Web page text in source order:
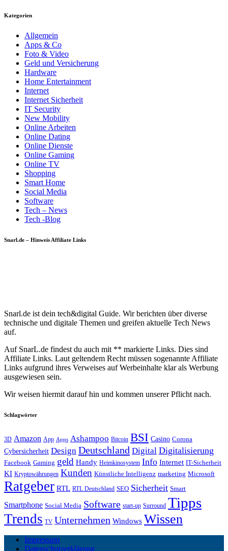
Kategorien
Allgemein
Apps & Co
Foto & Video
Geld und Versicherung
Hardware
Home Entertainment
Internet
Internet Sicherheit
IT Security
New Mobility
Online Arbeiten
Online Dating
Online Dienste
Online Gaming
Online TV
Shopping
Smart Home
Social Media
Software
Tech – News
Tech -Blog
Snarl.de – Hinweis Affiliate Links
Snarl.de ist dein tech&digital Guide. Wir berichten über diverse
technische und digitale Themen und greifen aktuelle Tech News
auf.
Auf SnarL.de findest du auch mit ** markierte Links. Dies sind
Affiliate Links. Laut geltendem Recht müssen sogenannte Affiliate
Links aufgrund ihres Verweises auf Werbeinhalte klar als Werbung
ausgewiesen sein.
Wir weisen hiermit darauf hin und kommen unserer Pflicht nach.
Schlagwörter
3D Amazon App Apps Ashampoo Bitcoin BSI Casino Corona
Cybersicherheit Design Deutschland Digital Digitalisierung
Facebook Gaming geld Handy Heimkinosystem Info Internet IT-Sicherheit
KI Kryptowährungen Kunden Künstliche Intelligenz marketing Microsoft
Ratgeber RTL RTL Deutschland SEO Sicherheit Smart
Smartphone Social Media Software start-up Surround Tipps
Trends TV Unternehmen Windows Wissen
Impressum
Datenschutzerklärung